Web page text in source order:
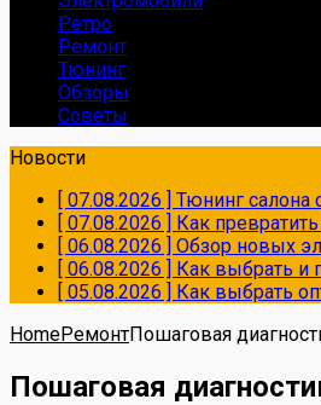
Ретро
Ремонт
Тюнинг
Обзоры
Советы
Новости
[ 07.08.2026 ] Тюнинг салона
[ 07.08.2026 ] Как
[ 06.08.2026 ] Обзор новых
[ 06.08.2026 ] Как выбрать и
[ 05.08.2026 ] Как выбрать
HomeРемонтПошаговая
Пошаговая